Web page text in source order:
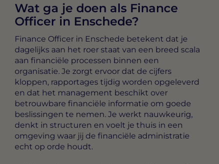
Wat ga je doen als Finance
Officer in Enschede?
Finance Officer in Enschede betekent dat je
dagelijks aan het roer staat van een breed scala
aan financiële processen binnen een
organisatie. Je zorgt ervoor dat de cijfers
kloppen, rapportages tijdig worden opgeleverd
en dat het management beschikt over
betrouwbare financiële informatie om goede
beslissingen te nemen. Je werkt nauwkeurig,
denkt in structuren en voelt je thuis in een
omgeving waar jij de financiële administratie
echt op orde houdt.